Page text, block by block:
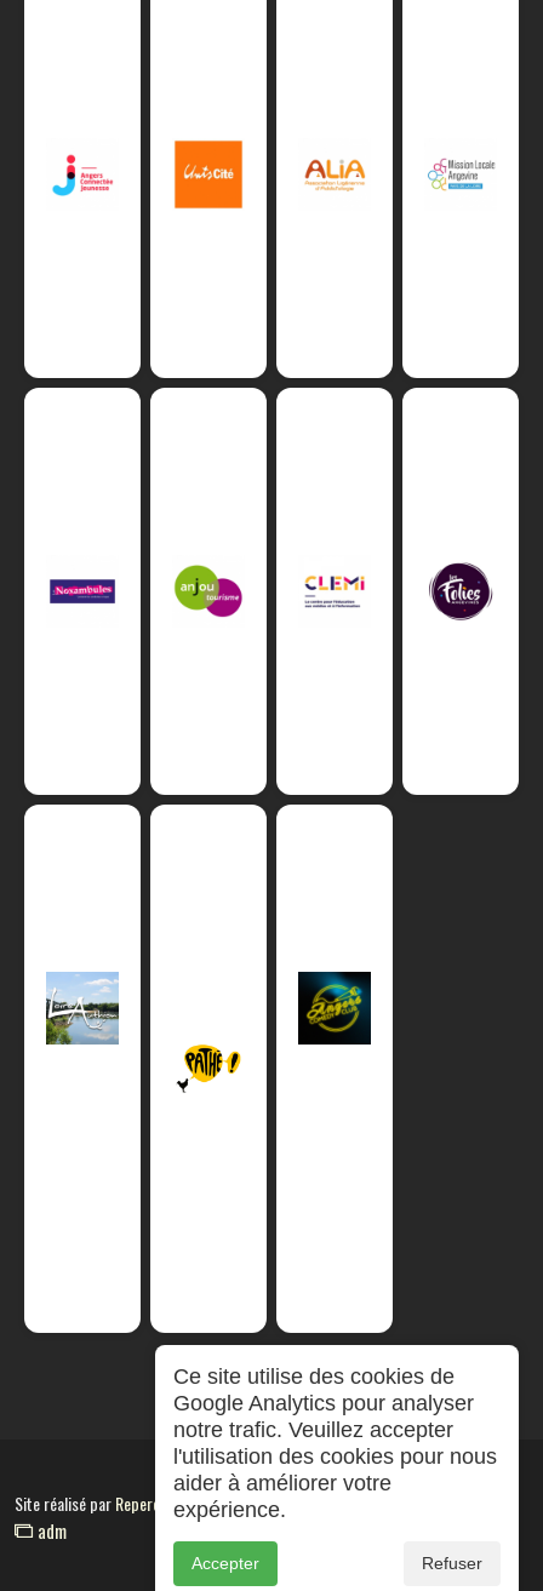
Site réalisé parRepereCom
adm
Ce site utilise des cookies de
Google Analytics pour analyser
notre trafic. Veuillez accepter
l'utilisation des cookies pour nous
aider à améliorer votre
expérience.
Accepter Refuser